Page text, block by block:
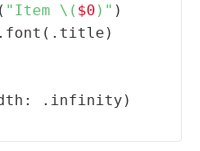
( "Item \( $0 ) " )
.infinity)